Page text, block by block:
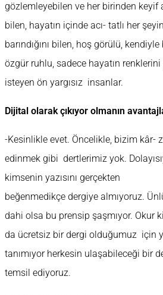
gözlemleyebilen ve her birinden keyif
bilen, hayatın içinde acı- tatlı her şeyin
barındığını bilen, hoş görülü, kendiyle
özgür ruhlu, sadece hayatın
isteyen ön yargısız insanlar.
Dijital olarak çıkıyor olmanın
-Kesinlikle evet. Öncelikle, bizim kâr-
edinmek gibi dertlerimiz yok.
kimsenin yazısını gerçekten
beğenmedikçe dergiye almıyoruz.
dahi olsa bu prensip şaşmıyor. Okur
da ücretsiz bir dergi olduğumuz için
tanımıyor herkesin ulaşabileceği bir
temsil ediyoruz.